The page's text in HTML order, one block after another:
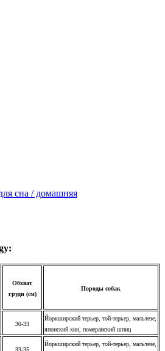
сна / домашняя
Обхват
груди (см)
Породы собак
30-33
Йоркширский терьер, той-терьер, мальтезе,
японский хин, померанский шпиц
33-35
Йоркширский терьер, той-терьер, мальтезе,